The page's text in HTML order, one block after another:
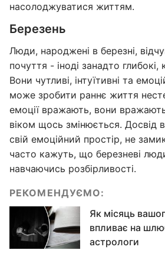
насолоджуватися життям.
Березень
Люди, народжені в березні,
почуття - іноді занадто
Вони чутливі, інтуїтивні та
може зробити раннє життя
емоції вражають, вони
віком щось змінюється. Досвід
свій емоційний простір, не
часто кажуть, що березневі
навчаючись розбірливості.
РЕКОМЕНДУЄМО:
Як місяць
впливає на
астрологи